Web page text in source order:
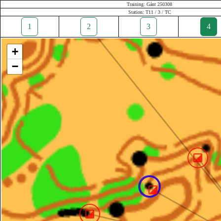
Training: Gánt 250308
Station: T11 / 3 / TC
1 2 3 4
+
−